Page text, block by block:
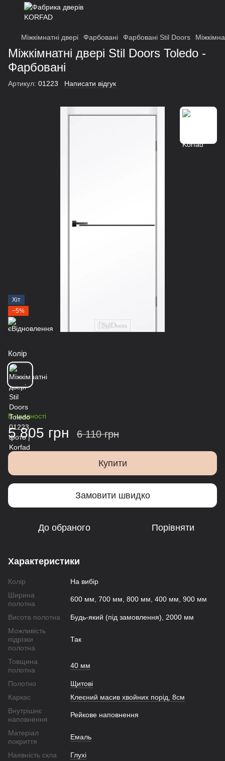
Міжкімнатні двері Фарбовані Фарбовані Stil Doors
Міжкімнатні двері Stil Doors Toledo -
Фарбовані
Артикул: 01223 Написати відгук
Хіт
−5%
Колір
В наявності
5 805 грн 6 110 грн
Купити
Замовити швидко
До обраного Порівняти
Характеристики
Колір
На вибір
Ширина
полотна
600 мм, 700 мм, 800 мм, 400 мм, 900 мм
Висота полотна
Будь-який (під замовлення), 2000 мм
Можливість
підрізки
полотна
Так
Товщина
полотна
40 мм
Полотно
Щитові
Каркас
Клеєний масив хвойних порід, 8см
Внутрішнє
наповнення
Рейкове наповнення
Матеріал
покриття
Емаль
Наявність скла
Глухі